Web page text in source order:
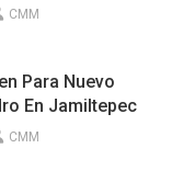
CMM
Para Nuevo
En Jamiltepec
CMM